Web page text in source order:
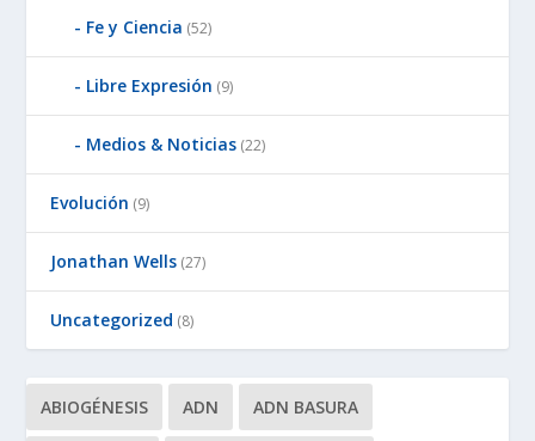
Fe y Ciencia (52)
Libre Expresión (9)
Medios & Noticias (22)
Evolución (9)
Jonathan Wells (27)
Uncategorized (8)
ABIOGÉNESIS ADN ADN BASURA